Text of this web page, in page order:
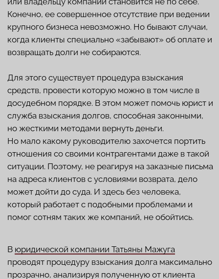
НЕЧЕМ ПЛАТИТЬ
ПО ОБЯЗАТЕЛЬСТВАМ
Мир нестабилен, как и экономика, которую
многие предприятия сталкиваются с тем, что у них
не хватает средств на погашение долгов, оплату
называется банкротством — неспособностью
платить по обязательствам.
Чтобы Арбитражный суд вынес решение о
несостоятельности предприятия, срок задержки
платежей должен быть более трех месяцев, а
миллионов рублей.
При признании судом факта, что доходы бизнеса
не могут перекрыть долги, по закону о банкротстве
компания будет вынуждена продать имущество, а
деньги зачислить кредиторам. Но в таком случае
Инициировать процедуру может как сама
компания, так и ее кредиторы. Упростить все